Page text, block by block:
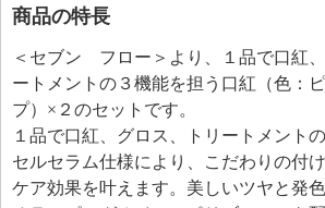
商品の特長
＜セブン フロー＞より、１品で口紅
ートメントの３機能を担う口紅（色：
プ）×２のセットです。
１品で口紅、グロス、トリートメント
セルセラム仕様により、こだわりの付
ケア効果を叶えます。美しいツヤと発